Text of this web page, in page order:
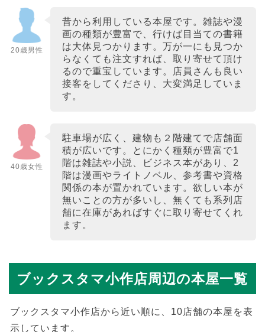
20歳男性
昔から利用している本屋です。雑誌や漫
画の種類が豊富で、行けば目当ての書籍
は大体見つかります。万が一にも見つか
らなくても注文すれば、取り寄せて頂け
るので重宝しています。店員さんも良い
接客をしてくださり、大変満足していま
す。
40歳女性
駐車場が広く、建物も２階建てで店舗面
積が広いです。とにかく種類が豊富で1
階は雑誌や小説、ビジネス本があり、2
階は漫画やライトノベル、参考書や資格
関係の本が置かれています。欲しい本が
無いことの方が多いし、無くても系列店
舗に在庫があればすぐに取り寄せてくれ
ます。
ブックスタマ小作店周辺の本屋一覧
ブックスタマ小作店から近い順に、10店舗の本屋を表
示しています。